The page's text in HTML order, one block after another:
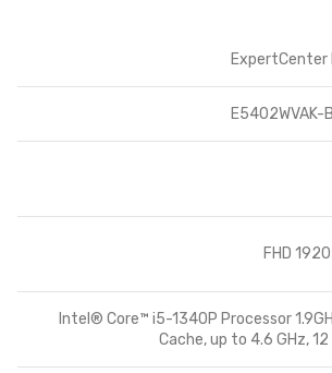
ExpertCenter
E5402WVAK-
FHD
Intel® Core™ i5-1340P Processor
Cache, up to 4.6 GHz,